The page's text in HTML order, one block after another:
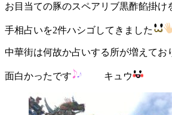
お目当ての豚のスペアリブ黒酢餡掛け
手相占いを2件ハシゴしてきました
中華街は何故か占いする所が増えてお
面白かったです キュウ